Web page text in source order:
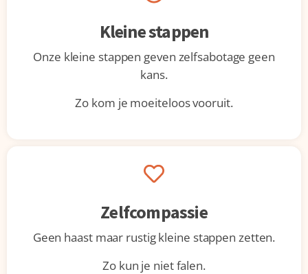
Kleine stappen
Onze kleine stappen geven zelfsabotage geen
kans.
Zo kom je moeiteloos vooruit.
Zelfcompassie
Geen haast maar rustig kleine stappen zetten.
Zo kun je niet falen.